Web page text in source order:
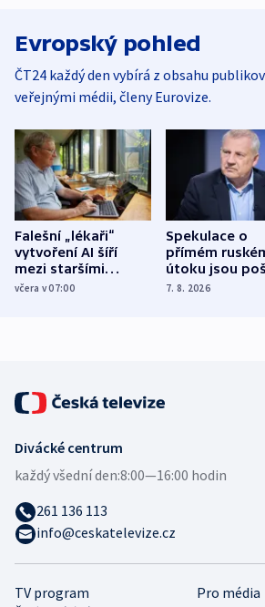
Evropský pohled
ČT24 každý den vybírá z obsahu
veřejnými médii, členy Eurovize.
Falešní „lékaři“
vytvoření AI šíří
mezi staršími
Poláky nebezpečné
včera v 07:00
Spekulace o
přímém
útoku jsou
míní estonský
7. 8. 2026
TV program
Pro média
Divácké centrum
každý všední den:8:00—16:00 hodin
261 136 113
info@ceskatelevize.cz